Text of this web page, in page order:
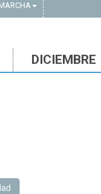
DICIEMBRE